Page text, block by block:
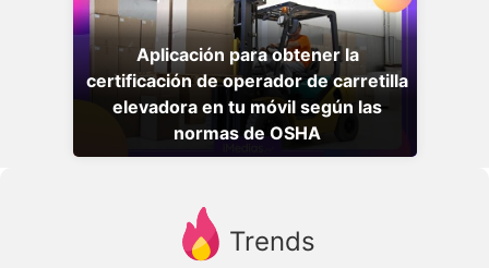
Aplicación para obtener la
certificación de operador de carretilla
elevadora en tu móvil según las
normas de OSHA
Trends